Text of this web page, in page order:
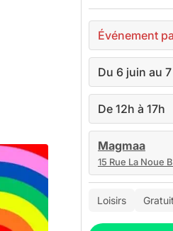
Événement
Du 6 juin au
De 12h à 17h
Magmaa
15 Rue La Noue
Loisirs Gratuit